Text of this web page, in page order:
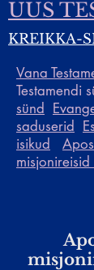
UUS
KREIKKA-
Vana
Testamendi
sünd
saduserid
isikud